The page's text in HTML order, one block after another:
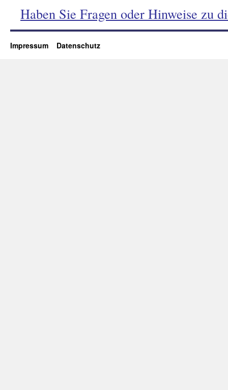
Haben Sie Fragen oder Hinweise zu
Impressum Datenschutz